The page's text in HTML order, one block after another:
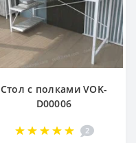
Стол с полками VOK-
D00006
2